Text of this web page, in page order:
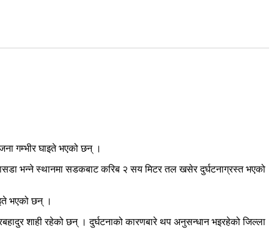
गम्भीर घाइते भएको छन् ।
भन्ने स्थानमा सडकबाट करिब २ सय मिटर तल खसेर दुर्घटनाग्रस्त भएको
भएको छन् ।
शाही रहेको छन् । दुर्घटनाको कारणबारे थप अनुसन्धान भइरहेको जिल्ला